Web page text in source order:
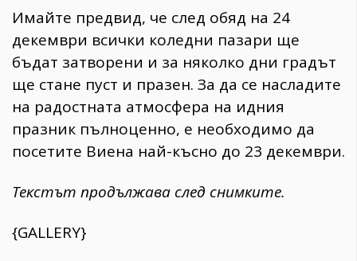
Имайте предвид, че след обяд на 24
декември всички коледни пазари ще
бъдат затворени и за няколко дни градът
ще стане пуст и празен. За да се насладите
на радостната атмосфера на идния
празник пълноценно, е необходимо да
посетите Виена най-късно до 23 декември.
Текстът продължава след снимките.
{GALLERY}